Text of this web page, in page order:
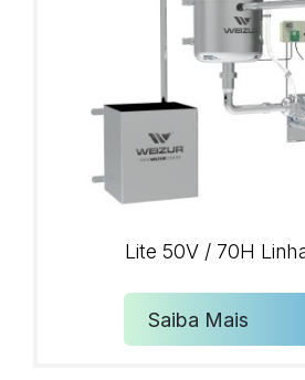
Lite 50V / 70H
Saiba Mais